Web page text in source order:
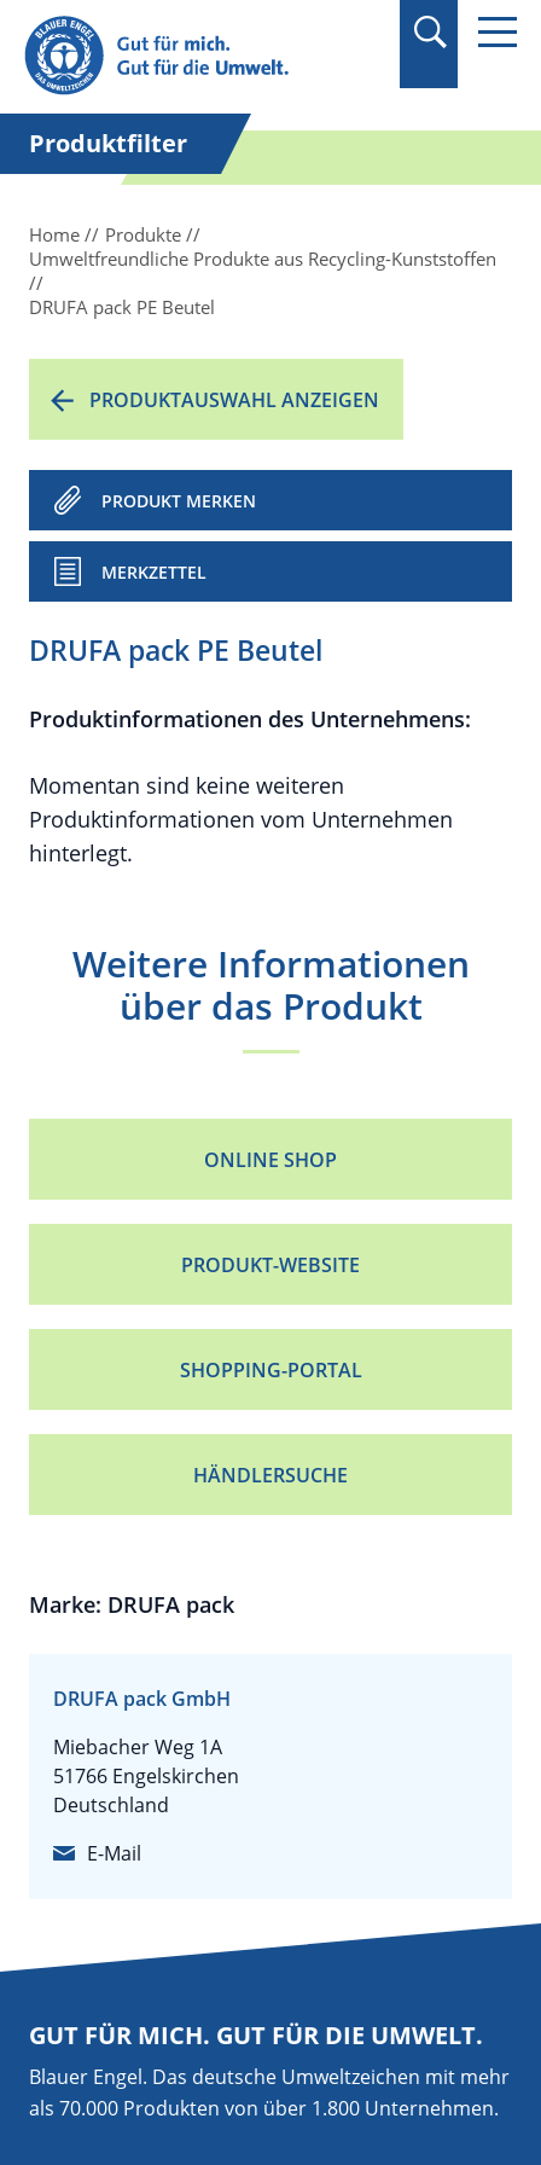
Suchbegriff in
Anführungszeichen
setzen.
Produktfilter
Home
Produkte
Umweltfreundliche Produkte aus Recycling-Kunststoffen
DRUFA pack PE Beutel
PRODUKTAUSWAHL ANZEIGEN
PRODUKT MERKEN
MERKZETTEL
DRUFA pack PE Beutel
Produktinformationen des Unternehmens:
Momentan sind keine weiteren
Produktinformationen vom Unternehmen
hinterlegt.
Weitere Informationen
über das Produkt
ONLINE SHOP
PRODUKT-WEBSITE
SHOPPING-PORTAL
HÄNDLERSUCHE
Marke: DRUFA pack
DRUFA pack GmbH
Miebacher Weg 1A
51766 Engelskirchen
Deutschland
E-Mail
GUT FÜR MICH. GUT FÜR DIE UMWELT.
Blauer Engel. Das deutsche Umweltzeichen mit mehr
als 70.000 Produkten von über 1.800 Unternehmen.